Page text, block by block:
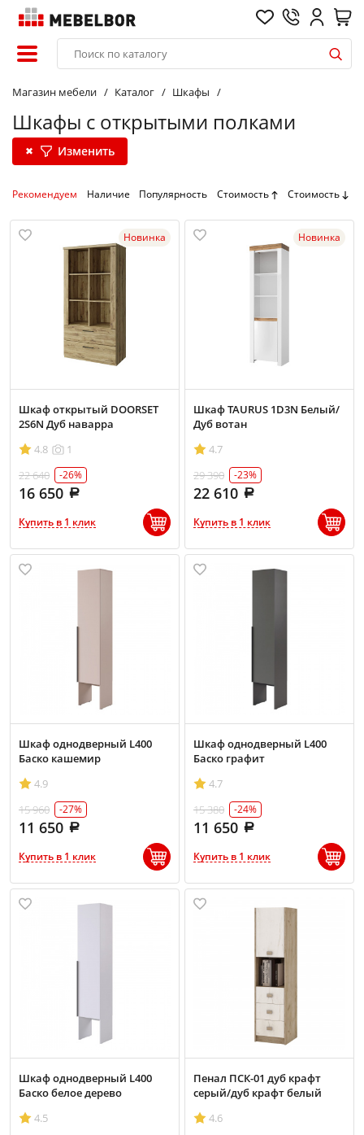
Магазин мебели Каталог Шкафы
Шкафы с открытыми полками
Изменить
Рекомендуем Наличие Популярность Стоимость Стоимость
Новинка
Шкаф открытый DOORSET
2S6N Дуб наварра
4.8
1
22 640
-26%
16 650
Купить в 1 клик
Новинка
Шкаф TAURUS 1D3N Белый/
Дуб вотан
4.7
29 390
-23%
22 610
Купить в 1 клик
Шкаф однодверный L400
Баско кашемир
4.9
15 960
-27%
11 650
Купить в 1 клик
Шкаф однодверный L400
Баско графит
4.7
15 380
-24%
11 650
Купить в 1 клик
Шкаф однодверный L400
Баско белое дерево
4.5
Пенал ПСК-01 дуб крафт
серый/дуб крафт белый
4.6